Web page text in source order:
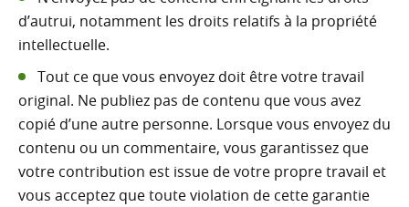
d’autrui, notamment les droits relatifs à la propriété
intellectuelle.
Tout ce que vous envoyez doit être votre travail
original. Ne publiez pas de contenu que vous avez
copié d’une autre personne. Lorsque vous envoyez du
contenu ou un commentaire, vous garantissez que
votre contribution est issue de votre propre travail et
vous acceptez que toute violation de cette garantie